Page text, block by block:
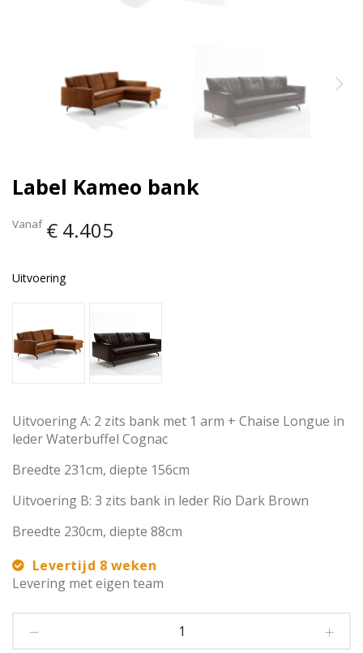
Label Kameo bank
Vanaf € 4.405
Uitvoering
Uitvoering A: 2 zits bank met 1 arm + Chaise Longue in
leder Waterbuffel Cognac
Breedte 231cm, diepte 156cm
Uitvoering B: 3 zits bank in leder Rio Dark Brown
Breedte 230cm, diepte 88cm
Levertijd 8 weken
Levering met eigen team